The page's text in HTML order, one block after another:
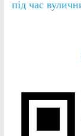
під час